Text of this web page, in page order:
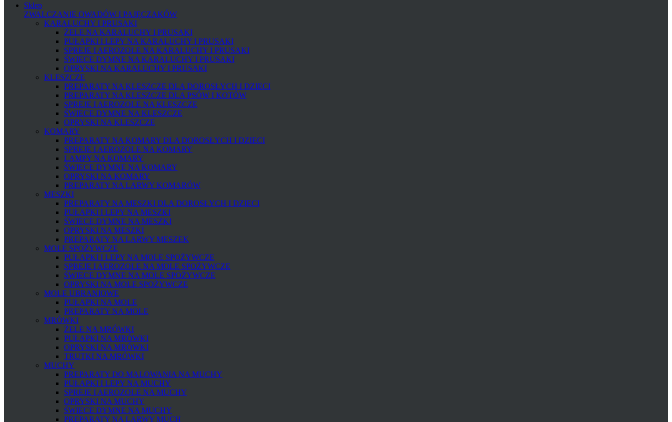
Sklep
ZWALCZANIE OWADÓW I PAJĘCZAKÓW
KARALUCHY I PRUSAKI
ŻELE NA KARALUCHY I PRUSAKI
PUŁAPKI I LEPY NA KARALUCHY I PRUSAKI
SPREJE I AEROZOLE NA KARALUCHY I PRUSAKI
ŚWIECE DYMNE NA KARALUCHY I PRUSAKI
OPRYSKI NA KARALUCHY I PRUSAKI
KLESZCZE
PREPARATY NA KLESZCZE DLA DOROSŁYCH I DZIECI
PREPARATY NA KLESZCZE DLA PSÓW I KOTÓW
SPREJE I AEROZOLE NA KLESZCZE
ŚWIECE DYMNE NA KLESZCZE
OPRYSKI NA KLESZCZE
KOMARY
PREPARATY NA KOMARY DLA DOROSŁYCH I DZIECI
SPREJE I AEROZOLE NA KOMARY
LAMPY NA KOMARY
ŚWIECE DYMNE NA KOMARY
OPRYSKI NA KOMARY
PREPARATY NA LARWY KOMARÓW
MESZKI
PREPARATY NA MESZKI DLA DOROSŁYCH I DZIECI
PUŁAPKI I LEPY NA MESZKI
ŚWIECE DYMNE NA MESZKI
OPRYSKI NA MESZKI
PREPARATY NA LARWY MESZEK
MOLE SPOŻYWCZE
PUŁAPKI I LEPY NA MOLE SPOŻYWCZE
SPREJE I AEROZOLE NA MOLE SPOŻYWCZE
ŚWIECE DYMNE NA MOLE SPOŻYWCZE
OPRYSKI NA MOLE SPOŻYWCZE
MOLE UBRANIOWE
PUŁAPKI NA MOLE
PREPARATY NA MOLE
MRÓWKI
ŻELE NA MRÓWKI
PUŁAPKI NA MRÓWKI
OPRYSKI NA MRÓWKI
TRUTKI NA MRÓWKI
MUCHY
PREPARATY DO MALOWANIA NA MUCHY
PUŁAPKI I LEPY NA MUCHY
SPREJE I AEROZOLE NA MUCHY
OPRYSKI NA MUCHY
ŚWIECE DYMNE NA MUCHY
PREPARATY NA LARWY MUCH